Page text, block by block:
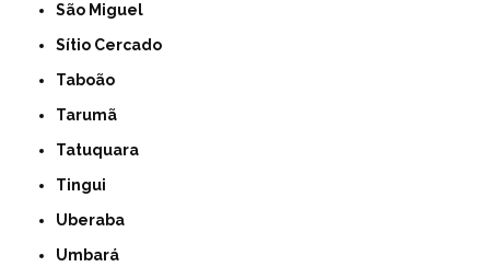
São Miguel
Sítio Cercado
Taboão
Tarumã
Tatuquara
Tingui
Uberaba
Umbará